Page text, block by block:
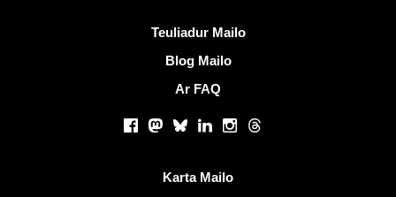
Teuliadur Mailo
Blog Mailo
Ar FAQ
Facebook
Mastodon
BlueskyLinkedInInstagram
Threads
Karta Mailo